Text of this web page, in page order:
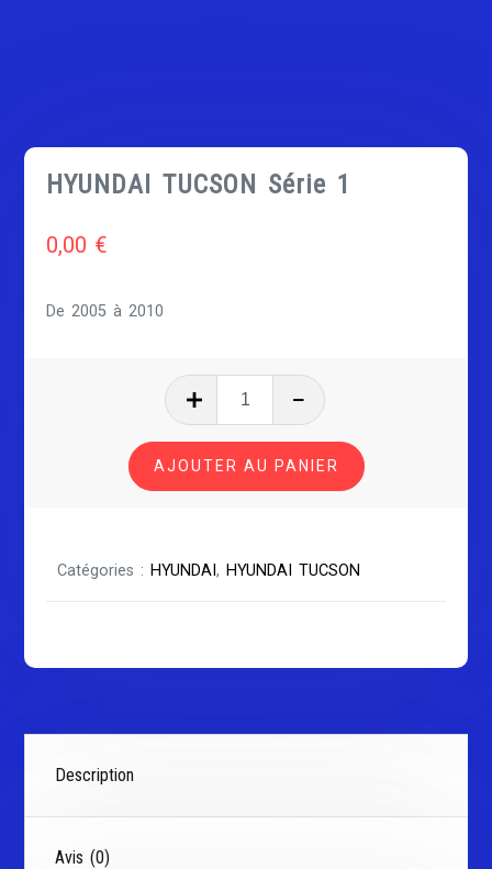
HYUNDAI TUCSON Série 1
0,00 €
De 2005 à 2010
quantité
HYUNDAI
TUCSON
Série
AJOUTER AU PANIER
Catégories : HYUNDAI, HYUNDAI TUCSON
Description
Avis (0)